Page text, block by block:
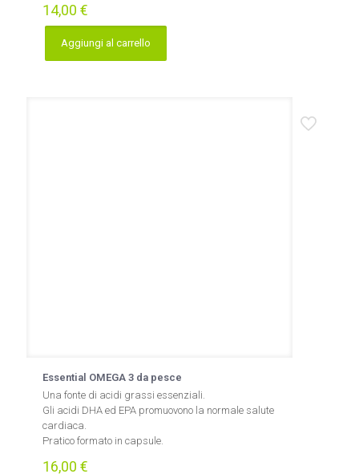
14,00 €
Aggiungi al carrello
Essential OMEGA 3 da pesce
Una fonte di acidi grassi essenziali.
Gli acidi DHA ed EPA promuovono la normale salute
cardiaca.
Pratico formato in capsule.
16,00 €